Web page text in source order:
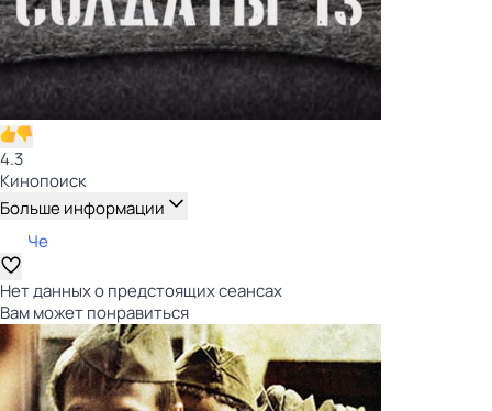
4.3
Кинопоиск
Больше информации
Че
Нет данных о предстоящих сеансах
Вам может понравиться